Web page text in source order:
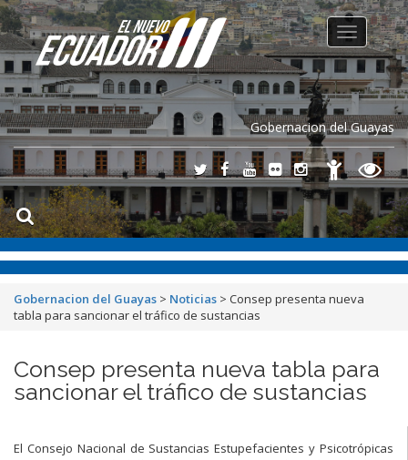
Gobernacion del Guayas
Toggle
navigation
Gobernacion del Guayas > Noticias > Consep presenta nueva
tabla para sancionar el tráfico de sustancias
Consep presenta nueva tabla para
sancionar el tráfico de sustancias
El Consejo Nacional de Sustancias Estupefacientes y Psicotrópicas